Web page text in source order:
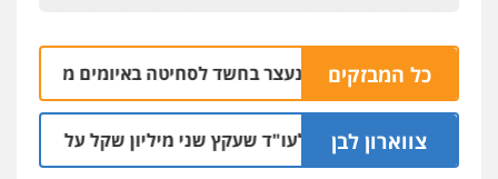
כל המבזקים
נצרת: בן 28 נעצר בחשד לסחיטה באיומים מטלפון שאינו שלו
צווארון לבן
מאסר בפועל לעו"ד שעקץ שני מיליון שקל על דירה השייכת